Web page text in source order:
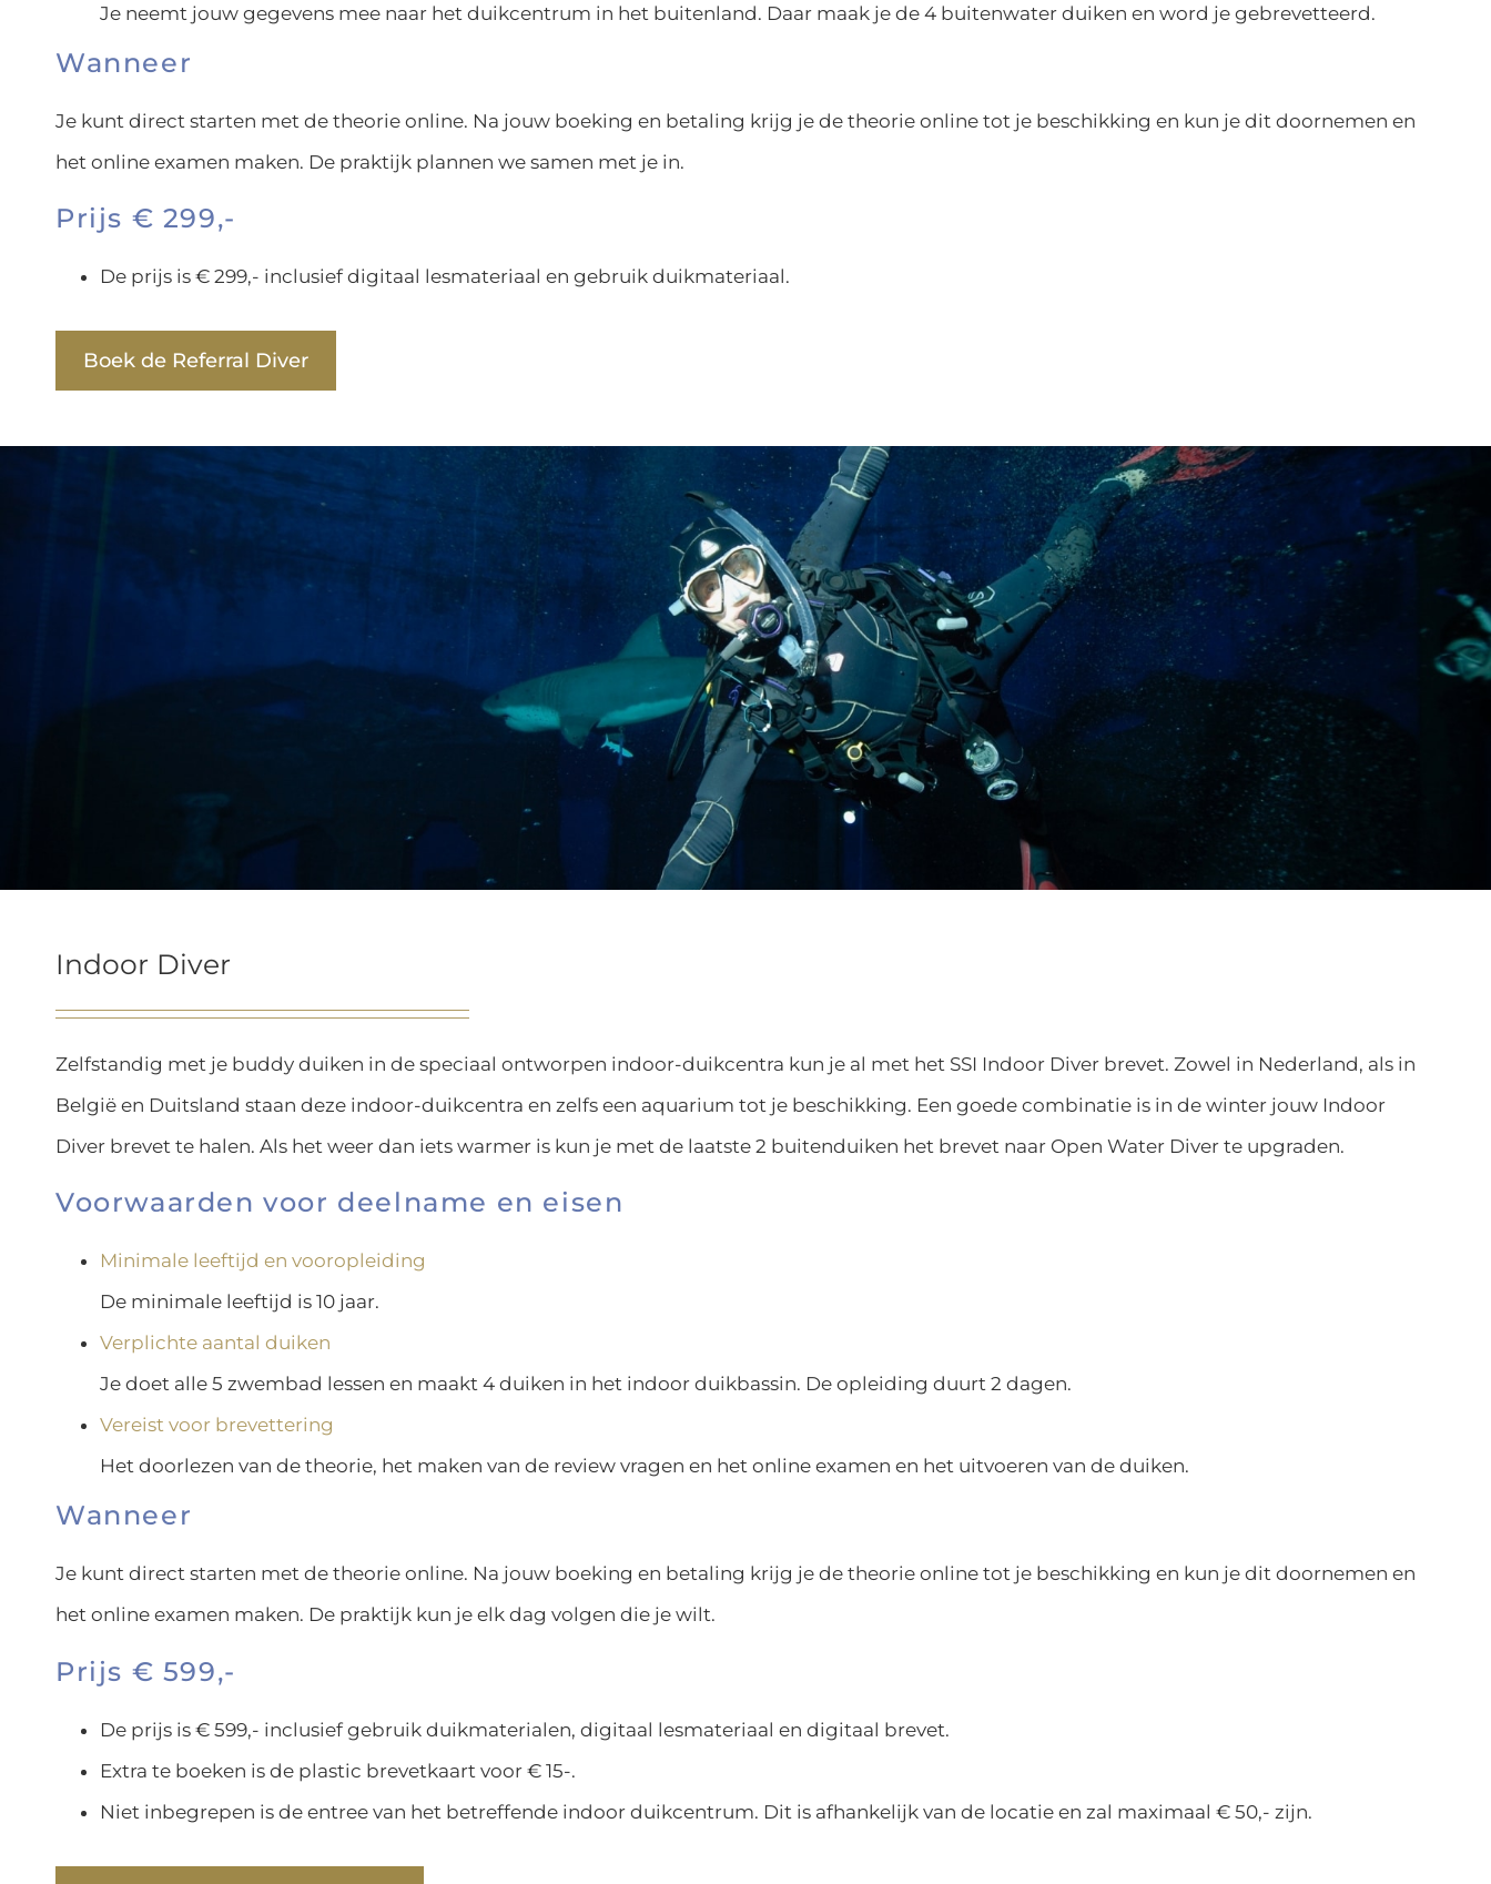
Je neemt jouw gegevens mee naar het duikcentrum in het buitenland. Daar maak je de 4 buitenwater duiken en word je gebrevetteerd.
Wanneer
Je kunt direct starten met de theorie online. Na jouw boeking en betaling krijg je de theorie online tot je beschikking en kun je dit doornemen en
het online examen maken. De praktijk plannen we samen met je in.
Prijs € 299,-
De prijs is € 299,- inclusief digitaal lesmateriaal en gebruik duikmateriaal.
Boek de Referral Diver
Indoor Diver
Zelfstandig met je buddy duiken in de speciaal ontworpen indoor-duikcentra kun je al met het SSI Indoor Diver brevet. Zowel in Nederland, als in
België en Duitsland staan deze indoor-duikcentra en zelfs een aquarium tot je beschikking. Een goede combinatie is in de winter jouw Indoor
Diver brevet te halen. Als het weer dan iets warmer is kun je met de laatste 2 buitenduiken het brevet naar Open Water Diver te upgraden.
Voorwaarden voor deelname en eisen
Minimale leeftijd en vooropleiding
De minimale leeftijd is 10 jaar.
Verplichte aantal duiken
Je doet alle 5 zwembad lessen en maakt 4 duiken in het indoor duikbassin. De opleiding duurt 2 dagen.
Vereist voor brevettering
Het doorlezen van de theorie, het maken van de review vragen en het online examen en het uitvoeren van de duiken.
Wanneer
Je kunt direct starten met de theorie online. Na jouw boeking en betaling krijg je de theorie online tot je beschikking en kun je dit doornemen en
het online examen maken. De praktijk kun je elk dag volgen die je wilt.
Prijs € 599,-
De prijs is € 599,- inclusief gebruik duikmaterialen, digitaal lesmateriaal en digitaal brevet.
Extra te boeken is de plastic brevetkaart voor € 15-.
Niet inbegrepen is de entree van het betreffende indoor duikcentrum. Dit is afhankelijk van de locatie en zal maximaal € 50,- zijn.